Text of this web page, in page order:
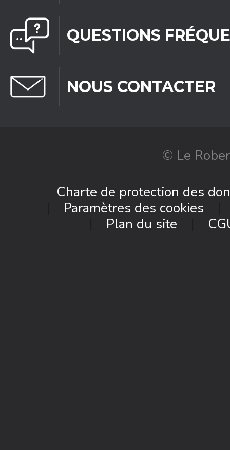
QUESTIONS
NOUS CONTACTER
© Le
Charte de protection des
Paramètres des cookies
Plan du site